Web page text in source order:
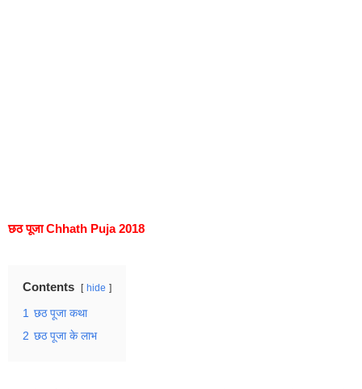
छठ पूजा Chhath Puja 2018
Contents hide
1 छठ पूजा कथा
2 छठ पूजा के लाभ